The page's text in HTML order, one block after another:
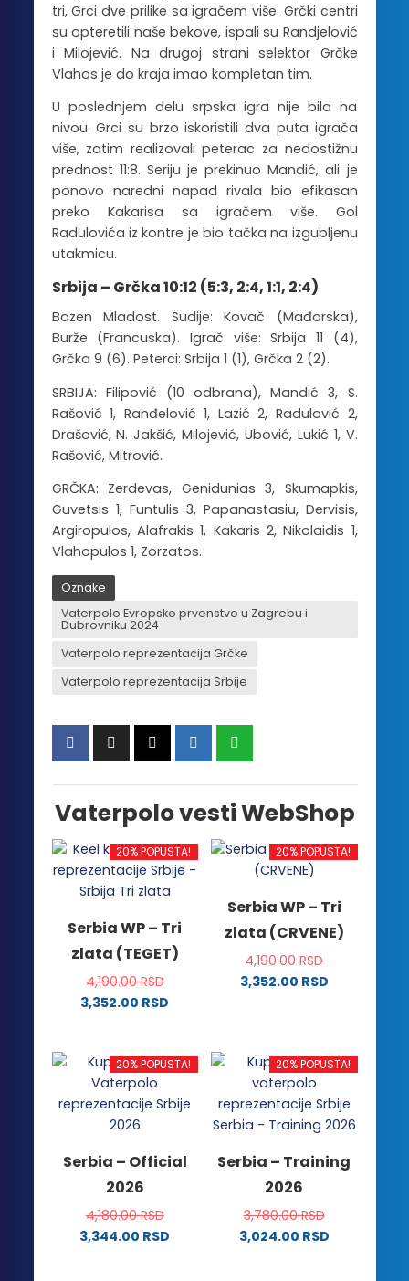
tri, Grci dve prilike sa igračem više. Grčki centri
su opteretili naše bekove, ispali su Randjelović
i Milojević. Na drugoj strani selektor Grčke
Vlahos je do kraja imao kompletan tim.
U poslednjem delu srpska igra nije bila na
nivou. Grci su brzo iskoristili dva puta igrača
više, zatim realizovali peterac za nedostižnu
prednost 11:8. Seriju je prekinuo Mandić, ali je
ponovo naredni napad rivala bio efikasan
preko Kakarisa sa igračem više. Gol
Radulovića iz kontre je bio tačka na izgubljenu
utakmicu.
Srbija – Grčka 10:12 (5:3, 2:4, 1:1, 2:4)
Bazen Mladost. Sudije: Kovač (Mađarska),
Burže (Francuska). Igrač više: Srbija 11 (4),
Grčka 9 (6). Peterci: Srbija 1 (1), Grčka 2 (2).
SRBIJA: Filipović (10 odbrana), Mandić 3, S.
Rašović 1, Ranđelović 1, Lazić 2, Radulović 2,
Drašović, N. Jakšić, Milojević, Ubović, Lukić 1, V.
Rašović, Mitrović.
GRČKA: Zerdevas, Genidunias 3, Skumapkis,
Guvetsis 1, Funtulis 3, Papanastasiu, Dervisis,
Argiropulos, Alafrakis 1, Kakaris 2, Nikolaidis 1,
Vlahopulos 1, Zorzatos.
Oznake
Vaterpolo Evropsko prvenstvo u Zagrebu i
Dubrovniku 2024
Vaterpolo reprezentacija Grčke
Vaterpolo reprezentacija Srbije
Vaterpolo vesti WebShop
20% POPUSTA!
Serbia WP – Tri
zlata (TEGET)
4,190.00RSD
3,352.00 RSD
ima
više
varijanti.
Opcije
biti
izabrane
na
stranici
20% POPUSTA!
Serbia WP – Tri
zlata (CRVENE)
4,190.00RSD
3,352.00 RSD
više
varijanti.
Opcije
mogu
izabrane
na
stranici
proizvoda.
20% POPUSTA!
Serbia – Official
2026
4,180.00RSD
3,344.00 RSD
20% POPUSTA!
Serbia – Training
2026
3,780.00RSD
3,024.00 RSD